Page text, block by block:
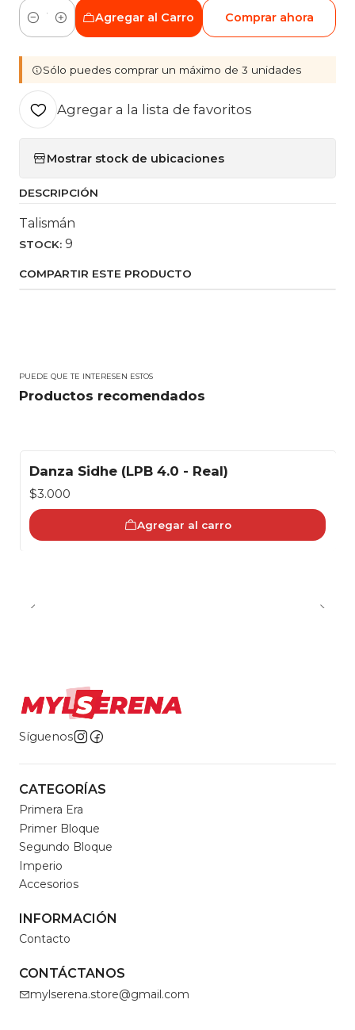
Cantidad
Agregar al Carro Comprar ahora
Sólo puedes comprar un máximo de 3 unidades
Agregar a la lista de favoritos
Mostrar stock de ubicaciones
DESCRIPCIÓN
Talismán
STOCK: 9
COMPARTIR ESTE PRODUCTO
PUEDE QUE TE INTERESEN ESTOS
Productos recomendados
Danza Sidhe (LPB 4.0 - Real)
$3.000
Agregar al carro
Síguenos
CATEGORÍAS
Primera Era
Primer Bloque
Segundo Bloque
Imperio
Accesorios
INFORMACIÓN
Contacto
CONTÁCTANOS
mylserena.store@gmail.com